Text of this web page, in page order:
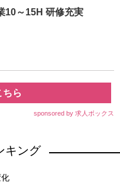
10～15H 研修充実
ちら
sponsored by 求人ボックス
キング